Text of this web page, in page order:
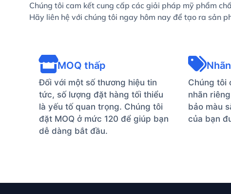
Chúng tôi cam kết cung cấp các giải pháp mỹ phẩm
Hãy liên hệ với chúng tôi ngay hôm nay để tạo ra sản
MOQ thấp
Đối với một số thương hiệu tin
tức, số lượng đặt hàng tối thiểu
là yếu tố quan trọng. Chúng tôi
đặt MOQ ở mức 120 để giúp bạn
dễ dàng bắt đầu.
Chúng tôi
nhãn
bảo màu
của bạn